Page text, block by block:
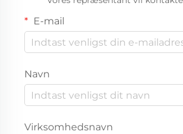
E-mail
Navn
Virksomhedsnavn